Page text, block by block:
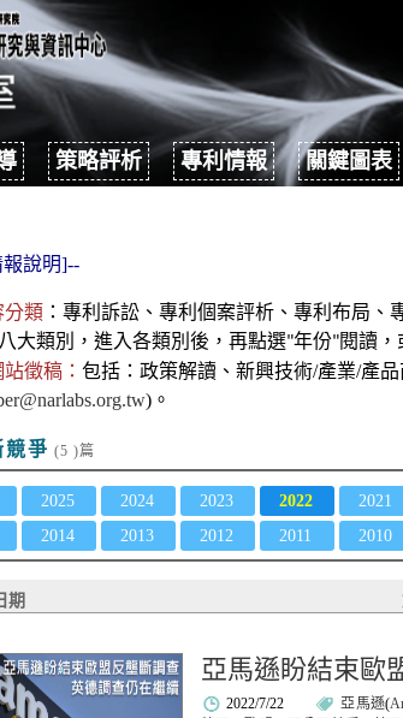
策略評析 專利情報 關鍵圖表
說明]--
分類 ： 專利 訴訟、 專利個案評析、專利布局、
大類別，進入各類別後 ，再點選"年份"閱讀，
徵稿： 包括：政策解讀、新興技術/產業/產
)。
競爭 (5 )篇
2025 2024 2023 2022 2021
2014
2013 2012 2011 2010
期
亞馬遜盼結束歐
2022/7/22 亞馬遜(